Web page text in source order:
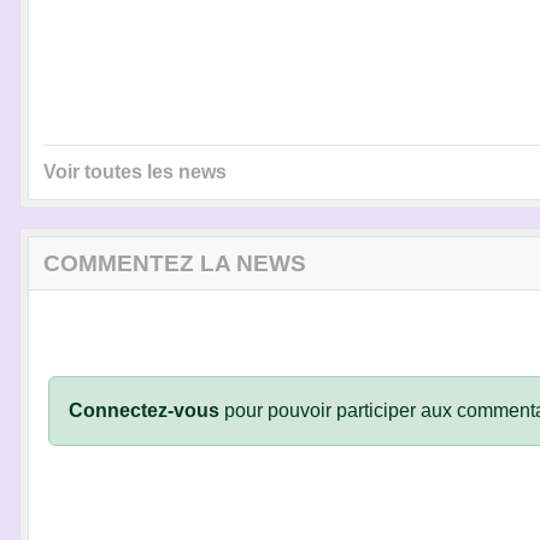
Voir toutes les news
COMMENTEZ LA NEWS
Connectez-vous pour pouvoir participer aux